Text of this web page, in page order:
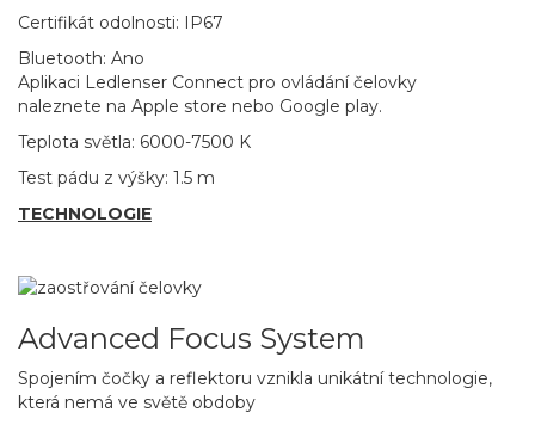
Certifikát odolnosti: IP67
Bluetooth: Ano
Aplikaci Ledlenser Connect pro ovládání čelovky
naleznete na Apple store nebo Google play.
Teplota světla: 6000-7500 K
Test pádu z výšky: 1.5 m
TECHNOLOGIE
Advanced Focus System
Spojením čočky a reflektoru vznikla unikátní technologie,
která nemá ve světě obdoby